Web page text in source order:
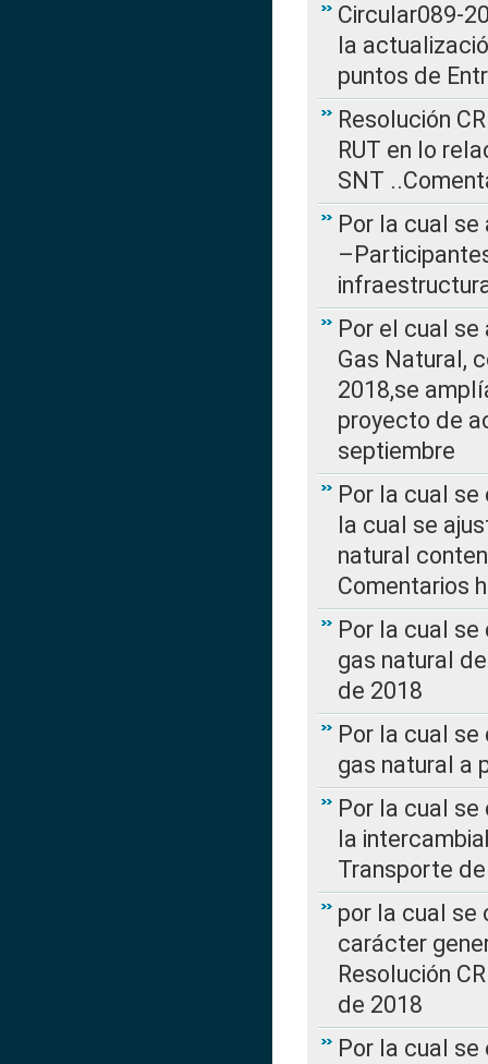
Circular089-
la
puntos de
Resolución
RUT en lo
SNT
Por la cual se
Por el cual
Gas Natural,
2018,se
proyecto de
septiembre
Por la cual se
la cual se
natural
Comentarios
Por la cual
gas natural
de 2018
Por la cual
gas natural a
Por la cual
la
Transporte
por la cual se
carácter
Resolución
de 2018
Por la cual